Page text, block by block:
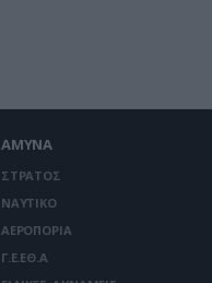
ΑΜΥΝΑ
ΣΤΡΑΤΟΣ
ΝΑΥΤΙΚΟ
ΑΕΡΟΠΟΡΙΑ
Γ.Ε.ΕΘ.Α